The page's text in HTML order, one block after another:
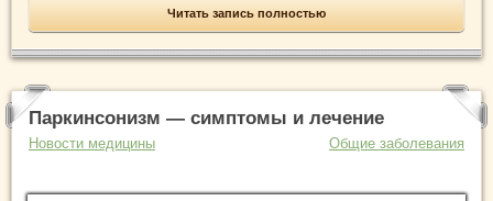
Читать запись полностью
Паркинсонизм — симптомы и лечение
Новости медицины Общие заболевания